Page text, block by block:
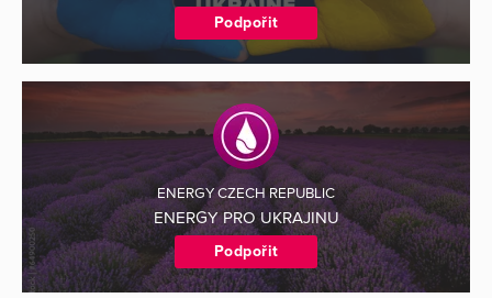
Podpořit
ENERGY CZECH REPUBLIC
ENERGY PRO UKRAJINU
Podpořit